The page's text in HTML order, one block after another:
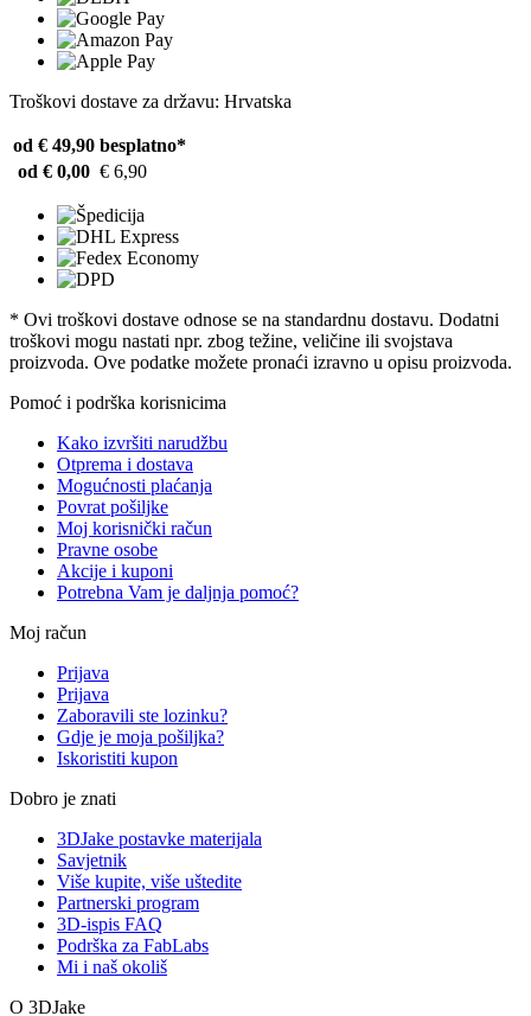
Troškovi dostave za državu: Hrvatska
od € 49,90 besplatno*
od € 0,00 € 6,90
* Ovi troškovi dostave odnose se na standardnu ​​dostavu. Dodatni
troškovi mogu nastati npr. zbog težine, veličine ili svojstava
proizvoda. Ove podatke možete pronaći izravno u opisu proizvoda.
Pomoć i podrška korisnicima
Kako izvršiti narudžbu
Otprema i dostava
Mogućnosti plaćanja
Povrat pošiljke
Moj korisnički račun
Pravne osobe
Akcije i kuponi
Potrebna Vam je daljnja pomoć?
Moj račun
Prijava
Prijava
Zaboravili ste lozinku?
Gdje je moja pošiljka?
Iskoristiti kupon
Dobro je znati
3DJake postavke materijala
Savjetnik
Više kupite, više uštedite
Partnerski program
3D-ispis FAQ
Podrška za FabLabs
Mi i naš okoliš
O 3DJake